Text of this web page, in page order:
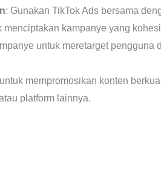
: Gunakan TikTok Ads bersama
kampanye yang
untuk meretarget pengguna
mempromosikan konten
platform lainnya.